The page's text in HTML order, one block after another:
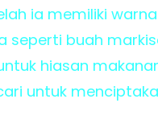
ia memiliki
seperti buah
hiasan
untuk